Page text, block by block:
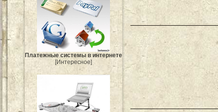
Платежные системы в интернете
[Интересное]